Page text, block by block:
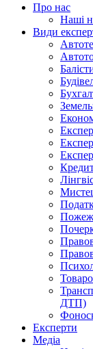
Про нас
Наші
Види
ДТП)
Експерти
Медіа